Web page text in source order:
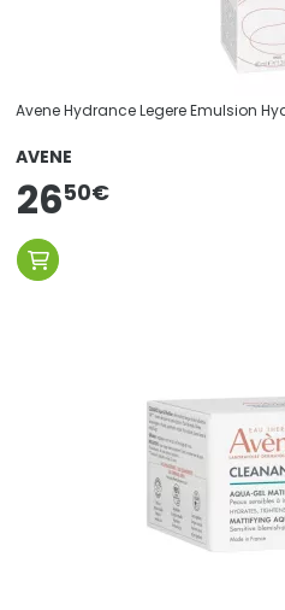
Avene Hydrance Legere Emulsion
AVENE
2650€